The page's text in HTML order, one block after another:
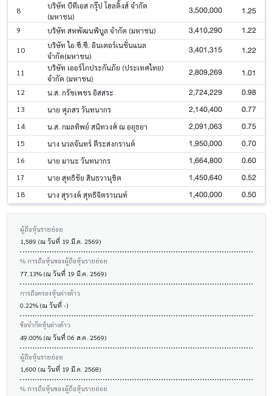
8
บริษัท บีทีเอส กรุ๊ป โฮลดิ้งส์ จำกัด
(มหาชน)
3,500,000 1.25
9 บริษัท สหพัฒนพิบูล จำกัด (มหาชน) 3,410,290 1.22
10
บริษัท ไอ.ซี.ซี. อินเตอร์เนชั่นแนล
จำกัด(มหาชน)
3,401,315 1.22
11
บริษัท เออร์โกประกันภัย (ประเทศไทย)
จำกัด (มหาชน)
2,809,269 1.01
12 น.ส. กรัชเพชร อิสสระ 2,724,229 0.98
13 นาย ศุภสร วันทนากร 2,140,400 0.77
14 น.ส. กมลทิพย์ สนิทวงศ์ ณ อยุธยา 2,091,063 0.75
15 นาง นวลจันทร์ ตีระสงกรานต์ 1,950,000 0.70
16 นาย มานะ วันทนากร 1,664,800 0.60
17 นาย สุทธิชัย สินธวานุชิต 1,450,640 0.52
18 นาง สุรางค์ สุทธิจิตรานนท์ 1,400,000 0.50
ผู้ถือหุ้นรายย่อย
1,589 (ณ วันที่ 19 มี.ค. 2569)
% การถือหุ้นของผู้ถือหุ้นรายย่อย
77.13% (ณ วันที่ 19 มี.ค. 2569)
การถือครองหุ้นต่างด้าว
0.22% (ณ วันที่ -)
ข้อจำกัดหุ้นต่างด้าว
49.00% (ณ วันที่ 06 ส.ค. 2569)
ผู้ถือหุ้นรายย่อย
1,600 (ณ วันที่ 19 มี.ค. 2568)
% การถือหุ้นของผู้ถือหุ้นรายย่อย